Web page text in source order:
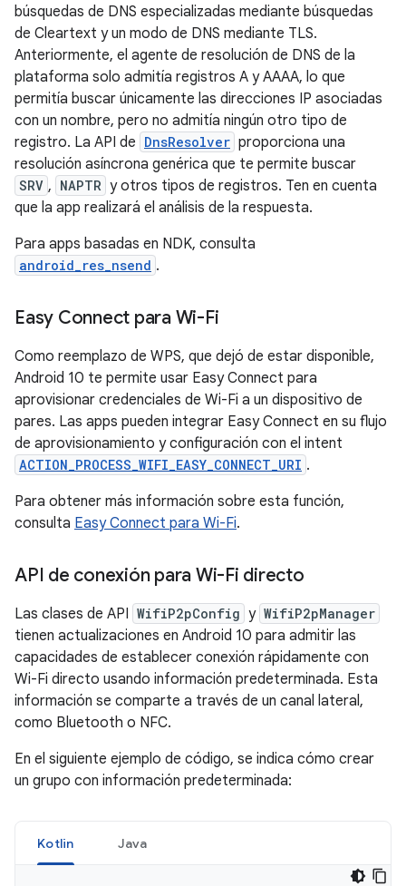
búsquedas de DNS especializadas mediante búsquedas
de Cleartext y un modo de DNS mediante TLS.
Anteriormente, el agente de resolución de DNS de la
plataforma solo admitía registros A y AAAA, lo que
permitía buscar únicamente las direcciones IP asociadas
con un nombre, pero no admitía ningún otro tipo de
registro. La API de DnsResolver proporciona una
resolución asíncrona genérica que te permite buscar
SRV , NAPTR y otros tipos de registros. Ten en cuenta
que la app realizará el análisis de la respuesta.
Para apps basadas en NDK, consulta
android_res_nsend .
Easy Connect para Wi-Fi
Como reemplazo de WPS, que dejó de estar disponible,
Android 10 te permite usar Easy Connect para
aprovisionar credenciales de Wi-Fi a un dispositivo de
pares. Las apps pueden integrar Easy Connect en su flujo
de aprovisionamiento y configuración con el intent
ACTION_PROCESS_WIFI_EASY_CONNECT_URI .
Para obtener más información sobre esta función,
consulta Easy Connect para Wi-Fi.
API de conexión para Wi-Fi directo
Las clases de API WifiP2pConfig y WifiP2pManager
tienen actualizaciones en Android 10 para admitir las
capacidades de establecer conexión rápidamente con
Wi-Fi directo usando información predeterminada. Esta
información se comparte a través de un canal lateral,
como Bluetooth o NFC.
En el siguiente ejemplo de código, se indica cómo crear
un grupo con información predeterminada:
Kotlin Java